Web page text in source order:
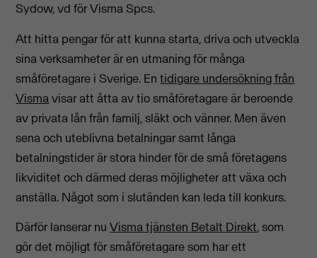
Sydow, vd för Visma Spcs.
Att hitta pengar för att kunna starta, driva och utveckla
sina verksamheter är en utmaning för många
småföretagare i Sverige. Entidigare undersökning från
Vismavisar att åtta av tio småföretagare är beroende
av privata lån från familj, släkt och vänner. Men även
sena och uteblivna betalningar samt långa
betalningstider är stora hinder för de små företagens
likviditet och därmed deras möjligheter att växa och
anställa. Något som i slutänden kan leda till konkurs.
Därför lanserar nuVisma tjänsten Betalt Direkt, som
gör det möjligt för småföretagare som har ett